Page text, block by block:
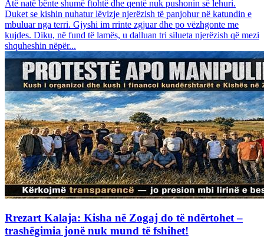
Atë natë bënte shumë ftohtë dhe qentë nuk pushonin së lehuri.
Duket se kishin nuhatur lëvizje njerëzish të panjohur në katundin e
mbuluar nga terri. Gjyshi im rrinte zgjuar dhe po vëzhgonte me
kujdes. Diku, në fund të lamës, u dalluan tri silueta njerëzish që mezi
shquheshin nëpër...
Rrezart Kalaja: Kisha në Zogaj do të ndërtohet –
trashëgimia jonë nuk mund të fshihet!